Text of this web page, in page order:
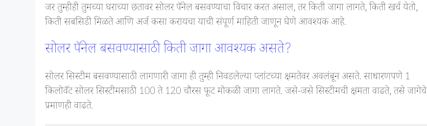
जर तुम्हीही तुमच्या घराच्या छतावर सोलर पॅनेल बसवण्याचा विचार करत असाल, तर किती जागा लागते, किती खर्च येतो,
किती सबसिडी मिळते आणि अर्ज कसा करायचा याची संपूर्ण माहिती जाणून घेणे आवश्यक आहे.
सोलर पॅनेल बसवण्यासाठी किती जागा आवश्यक असते?
सोलर सिस्टीम बसवण्यासाठी लागणारी जागा ही तुम्ही निवडलेल्या प्लांटच्या क्षमतेवर अवलंबून असते. साधारणपणे 1
किलोवॅट सोलर सिस्टीमसाठी 100 ते 120 चौरस फूट मोकळी जागा लागते. जसे-जसे सिस्टीमची क्षमता वाढते, तसे जागेचे
प्रमाणही वाढते.